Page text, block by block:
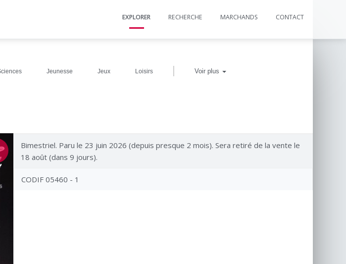
EXPLORER RECHERCHE MARCHANDS CONTACT
Jeunesse Jeux Loisirs | Voir plus
Bimestriel. Paru le 23 juin 2026 (depuis presque 2 mois). Sera retiré de la vente le
18 août (dans 9 jours).
CODIF 05460 - 1